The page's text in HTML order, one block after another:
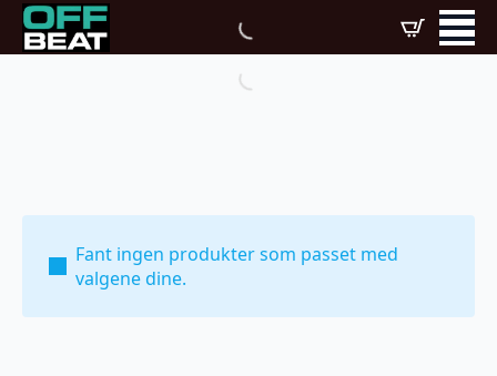
Fant ingen produkter som passet med
valgene dine.